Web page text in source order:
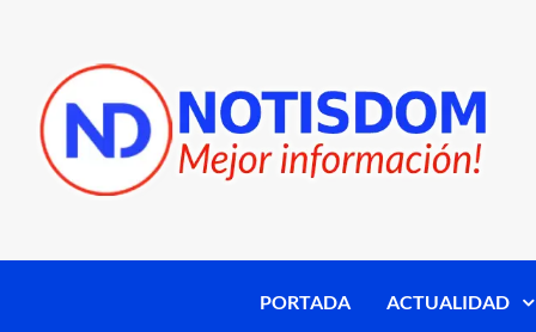
PORTADA ACTUALIDAD